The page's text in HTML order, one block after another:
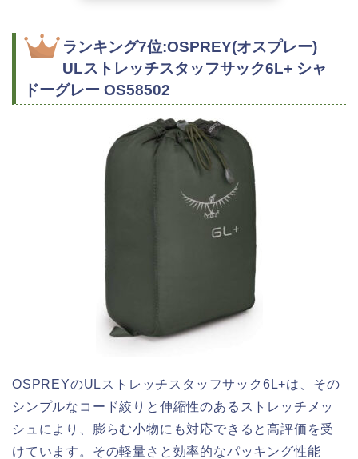
ランキング7位:OSPREY(オスプレー)
ULストレッチスタッフサック6L+ シャ
ドーグレー OS58502
OSPREYのULストレッチスタッフサック6L+は、その
シンプルなコード絞りと伸縮性のあるストレッチメッ
シュにより、膨らむ小物にも対応できると高評価を受
けています。その軽量さと効率的なパッキング性能